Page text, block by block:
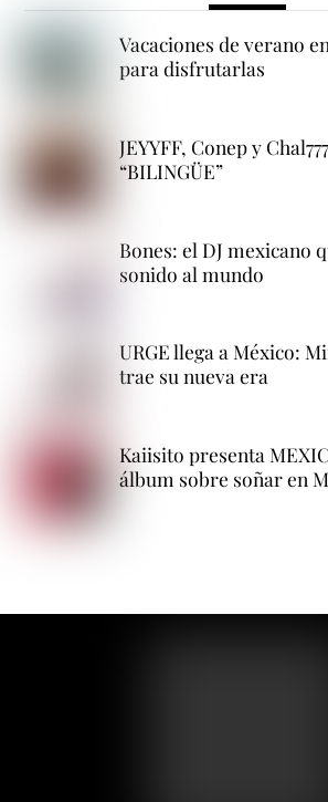
Vacaciones de verano
para disfrutarlas
JEYYFF, Conep y
“BILINGÜE”
Bones: el DJ mexicano
sonido al mundo
URGE llega a México:
trae su nueva era
Kaiisito presenta
álbum sobre soñar en